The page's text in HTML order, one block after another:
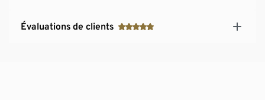
Évaluations de clients